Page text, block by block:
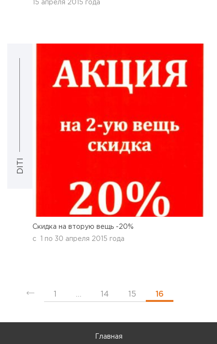
15 апреля 2015 года
DITI
Скидка на вторую вещь -20%
с по 30 апреля 2015 года
14 15 16
Главная